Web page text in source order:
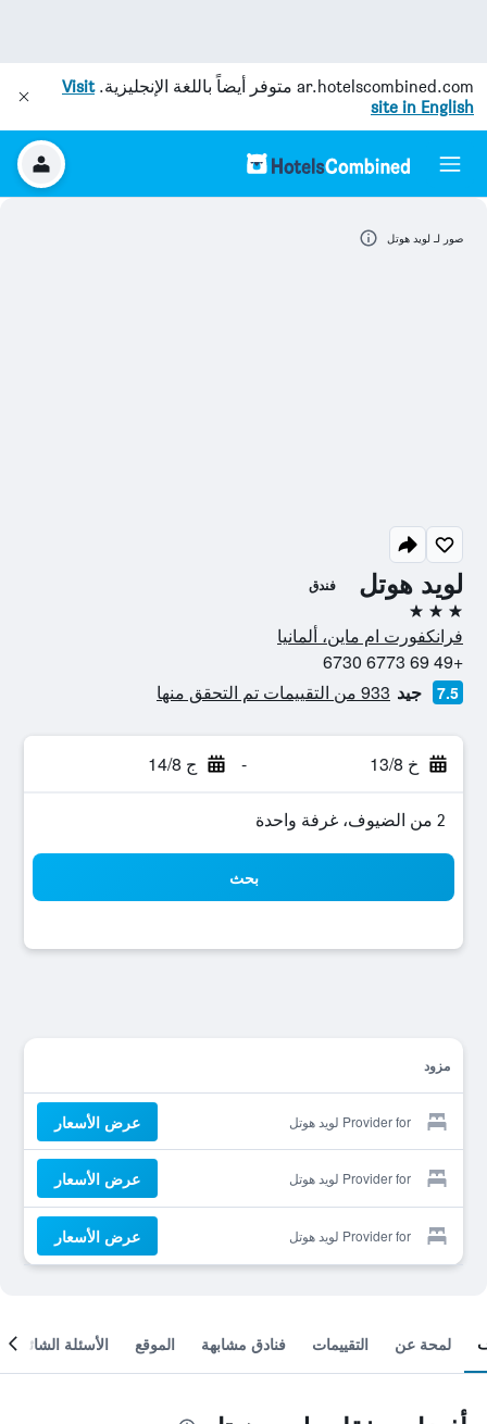
ar.hotelscombined.com متوفر أيضاً باللغة الإنجليزية.Visit
site in English
لويد هوتل فندق
3 نجوم
فرانكفورت ام ماين، ألمانيا
+49 69 6773 6730
7.5 جيد 933 من التقييمات تم التحقق منها
خ 13/8 - ج 14/8
2 من الضيوف، غرفة واحدة
بحث
مزود
Provider for لويد هوتل عرض الأسعار
Provider for لويد هوتل عرض الأسعار
Provider for لويد هوتل عرض الأسعار
صور لـ لويد هوتل
لمحة عن التقييمات فنادق مشابهة الموقع الأسئلة الشائعة